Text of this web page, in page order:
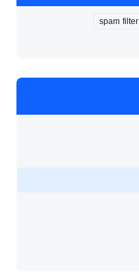
spam filter